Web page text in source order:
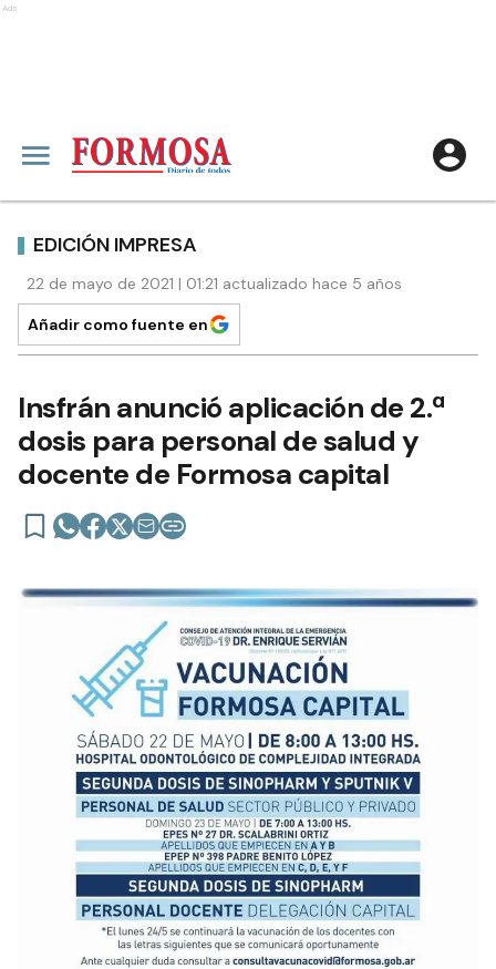
Ads
EDICIÓN IMPRESA
22 de mayo de 2021 | 01:21 actualizado hace 5 años
Añadir como fuente en
Insfrán anunció aplicación de 2.ª
dosis para personal de salud y
docente de Formosa capital